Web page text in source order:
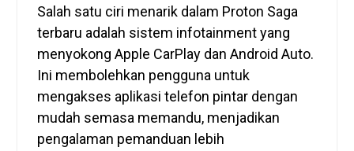
Salah satu ciri menarik dalam Proton Saga
terbaru adalah sistem infotainment yang
menyokong Apple CarPlay dan Android Auto.
Ini membolehkan pengguna untuk
mengakses aplikasi telefon pintar dengan
mudah semasa memandu, menjadikan
pengalaman pemanduan lebih